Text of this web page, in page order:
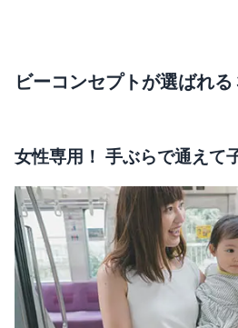
ビーコンセプトが選ばれ
女性専用！ 手ぶらで通えて